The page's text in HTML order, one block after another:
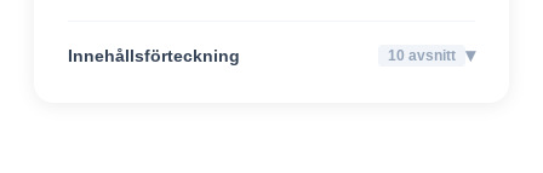
Innehållsförteckning 10 avsnitt ▾